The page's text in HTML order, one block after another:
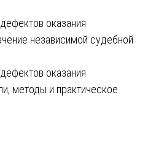
оказания
независимой судебной
оказания
методы и практическое